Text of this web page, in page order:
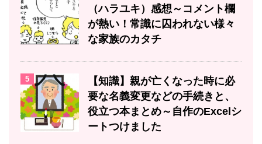
（ハラユキ）感想～コメント欄
が熱い！常識に囚われない様々
な家族のカタチ
5
【知識】親が亡くなった時に必
要な名義変更などの手続きと、
役立つ本まとめ～自作のExcelシ
ートつけました